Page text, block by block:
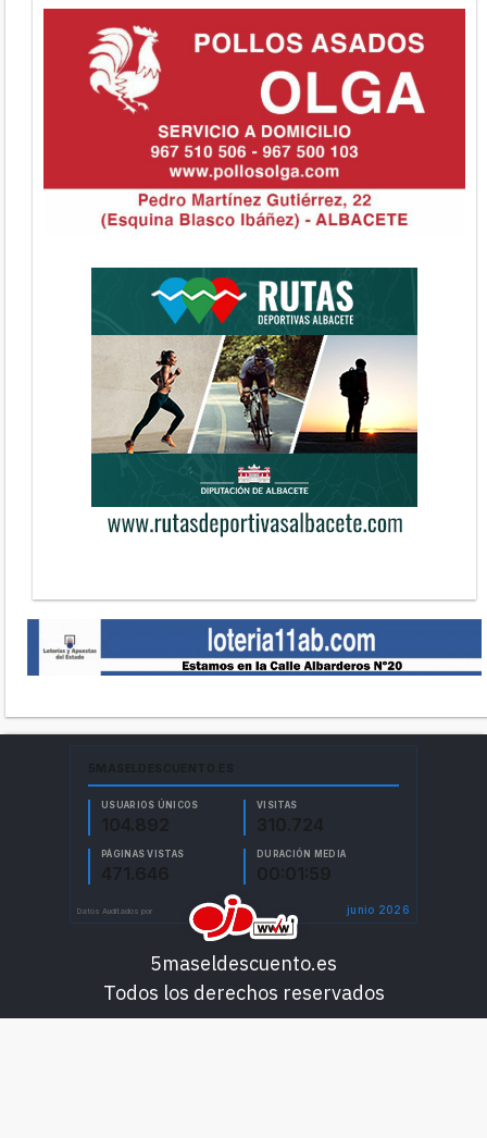
5maseldescuento.es
Todos los derechos reservados